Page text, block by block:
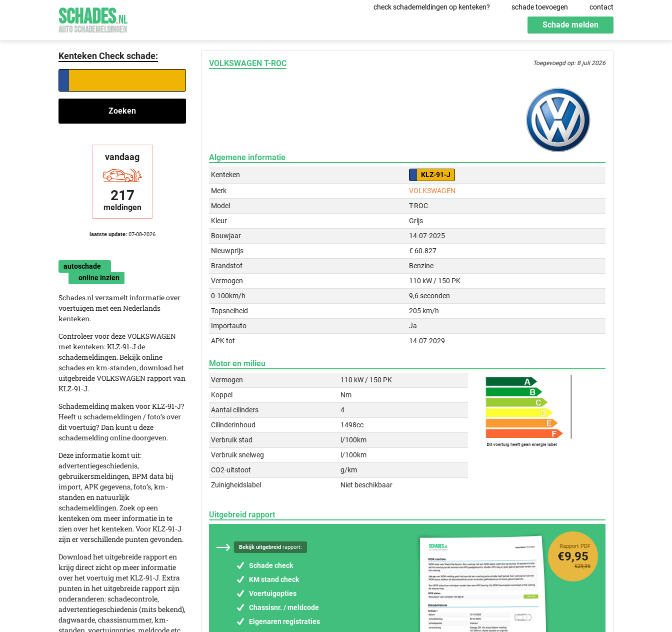
SCHADES.NL
AUTO SCHADEMELDINGEN
check schademeldingen op kenteken? schade toevoegen contact
Schade melden
Kenteken Check schade:
Zoeken
vandaag
217
meldingen
laatste update:07-08-2026
autoschade
online inzien
Schades.nl verzamelt informatie over
voertuigen met een Nederlands
kenteken.
Controleer voor deze VOLKSWAGEN
met kenteken: KLZ-91-J de
schademeldingen. Bekijk online
schades en km-standen, download het
uitgebreide VOLKSWAGEN rapport van
KLZ-91-J.
Schademelding maken voor KLZ-91-J?
Heeft u schademeldingen / foto’s over
dit voertuig? Dan kunt u deze
schademelding online doorgeven.
Deze informatie komt uit:
advertentiegeschiedenis,
gebruikersmeldingen, BPM data bij
import, APK gegevens, foto’s, km-
standen en natuurlijk
schademeldingen. Zoek op een
kenteken om meer informatie in te
zien over het kenteken. Voor KLZ-91-J
zijn er verschillende punten gevonden.
Download het uitgebreide rapport en
krijg direct zicht op meer informatie
over het voertuig met KLZ-91-J. Extra
punten in het uitgebreide rapport zijn
onderanderen: schadecontrole,
advertentiegeschiedenis (mits bekend),
dagwaarde, chassisnummer, km-
VOLKSWAGEN T-ROC Toegevoegd op: 8 juli 2026
Algemene informatie
Kenteken
KLZ-91-J
Merk
VOLKSWAGEN
Model
T-ROC
Kleur
Grijs
Bouwjaar
14-07-2025
Nieuwprijs
€ 60.827
Brandstof
Benzine
Vermogen
110 kW / 150 PK
0-100km/h
9,6 seconden
Topsnelheid
205 km/h
Importauto
Ja
APK tot
14-07-2029
Motor en milieu
Vermogen
110 kW / 150 PK
Koppel
Nm
Aantal cilinders
4
Cilinderinhoud
1498cc
Verbruik stad
l/100km
Verbruik snelweg
l/100km
CO2-uitstoot
g/km
Zuinigheidslabel
Niet beschikbaar
Uitgebreid rapport
Bekijk uitgebreid rapport:
Schade check
KM stand check
Voertuigopties
Chassisnr. / meldcode
Eigenaren registraties
Rapport PDF
€29,95
€9,95